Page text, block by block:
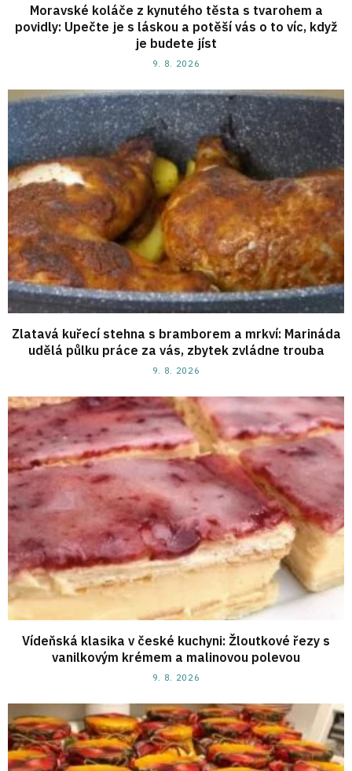
Moravské koláče z kynutého těsta s tvarohem a
povidly: Upečte je s láskou a potěší vás o to víc, když
je budete jíst
9. 8. 2026
Zlatavá kuřecí stehna s bramborem a mrkví: Marináda
udělá půlku práce za vás, zbytek zvládne trouba
9. 8. 2026
Vídeňská klasika v české kuchyni: Žloutkové řezy s
vanilkovým krémem a malinovou polevou
9. 8. 2026